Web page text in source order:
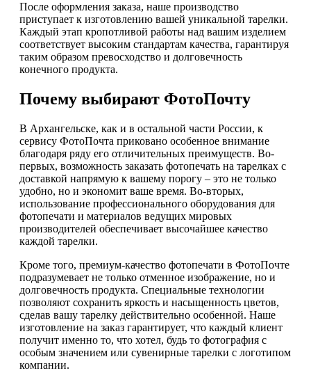
После оформления заказа, наше производство
приступает к изготовлению вашей уникальной тарелки.
Каждый этап кропотливой работы над вашим изделием
соответствует высоким стандартам качества, гарантируя
таким образом превосходство и долговечность
конечного продукта.
Почему выбирают ФотоПочту
В Архангельске, как и в остальной части России, к
сервису ФотоПочта приковано особенное внимание
благодаря ряду его отличительных преимуществ. Во-
первых, возможность заказать фотопечать на тарелках с
доставкой напрямую к вашему порогу – это не только
удобно, но и экономит ваше время. Во-вторых,
использование профессионального оборудования для
фотопечати и материалов ведущих мировых
производителей обеспечивает высочайшее качество
каждой тарелки.
Кроме того, премиум-качество фотопечати в ФотоПочте
подразумевает не только отменное изображение, но и
долговечность продукта. Специальные технологии
позволяют сохранить яркость и насыщенность цветов,
сделав вашу тарелку действительно особенной. Наше
изготовление на заказ гарантирует, что каждый клиент
получит именно то, что хотел, будь то фотография с
особым значением или сувенирные тарелки с логотипом
компании.